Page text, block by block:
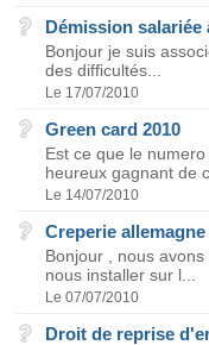
Démission
Bonjour je suis
des difficultés...
Le 17/07/2010
Green card 2010
Est ce que le
heureux gagnant de
Le 14/07/2010
Creperie allemagne
Bonjour , nous
nous installer sur l...
Le 07/07/2010
Droit de reprise